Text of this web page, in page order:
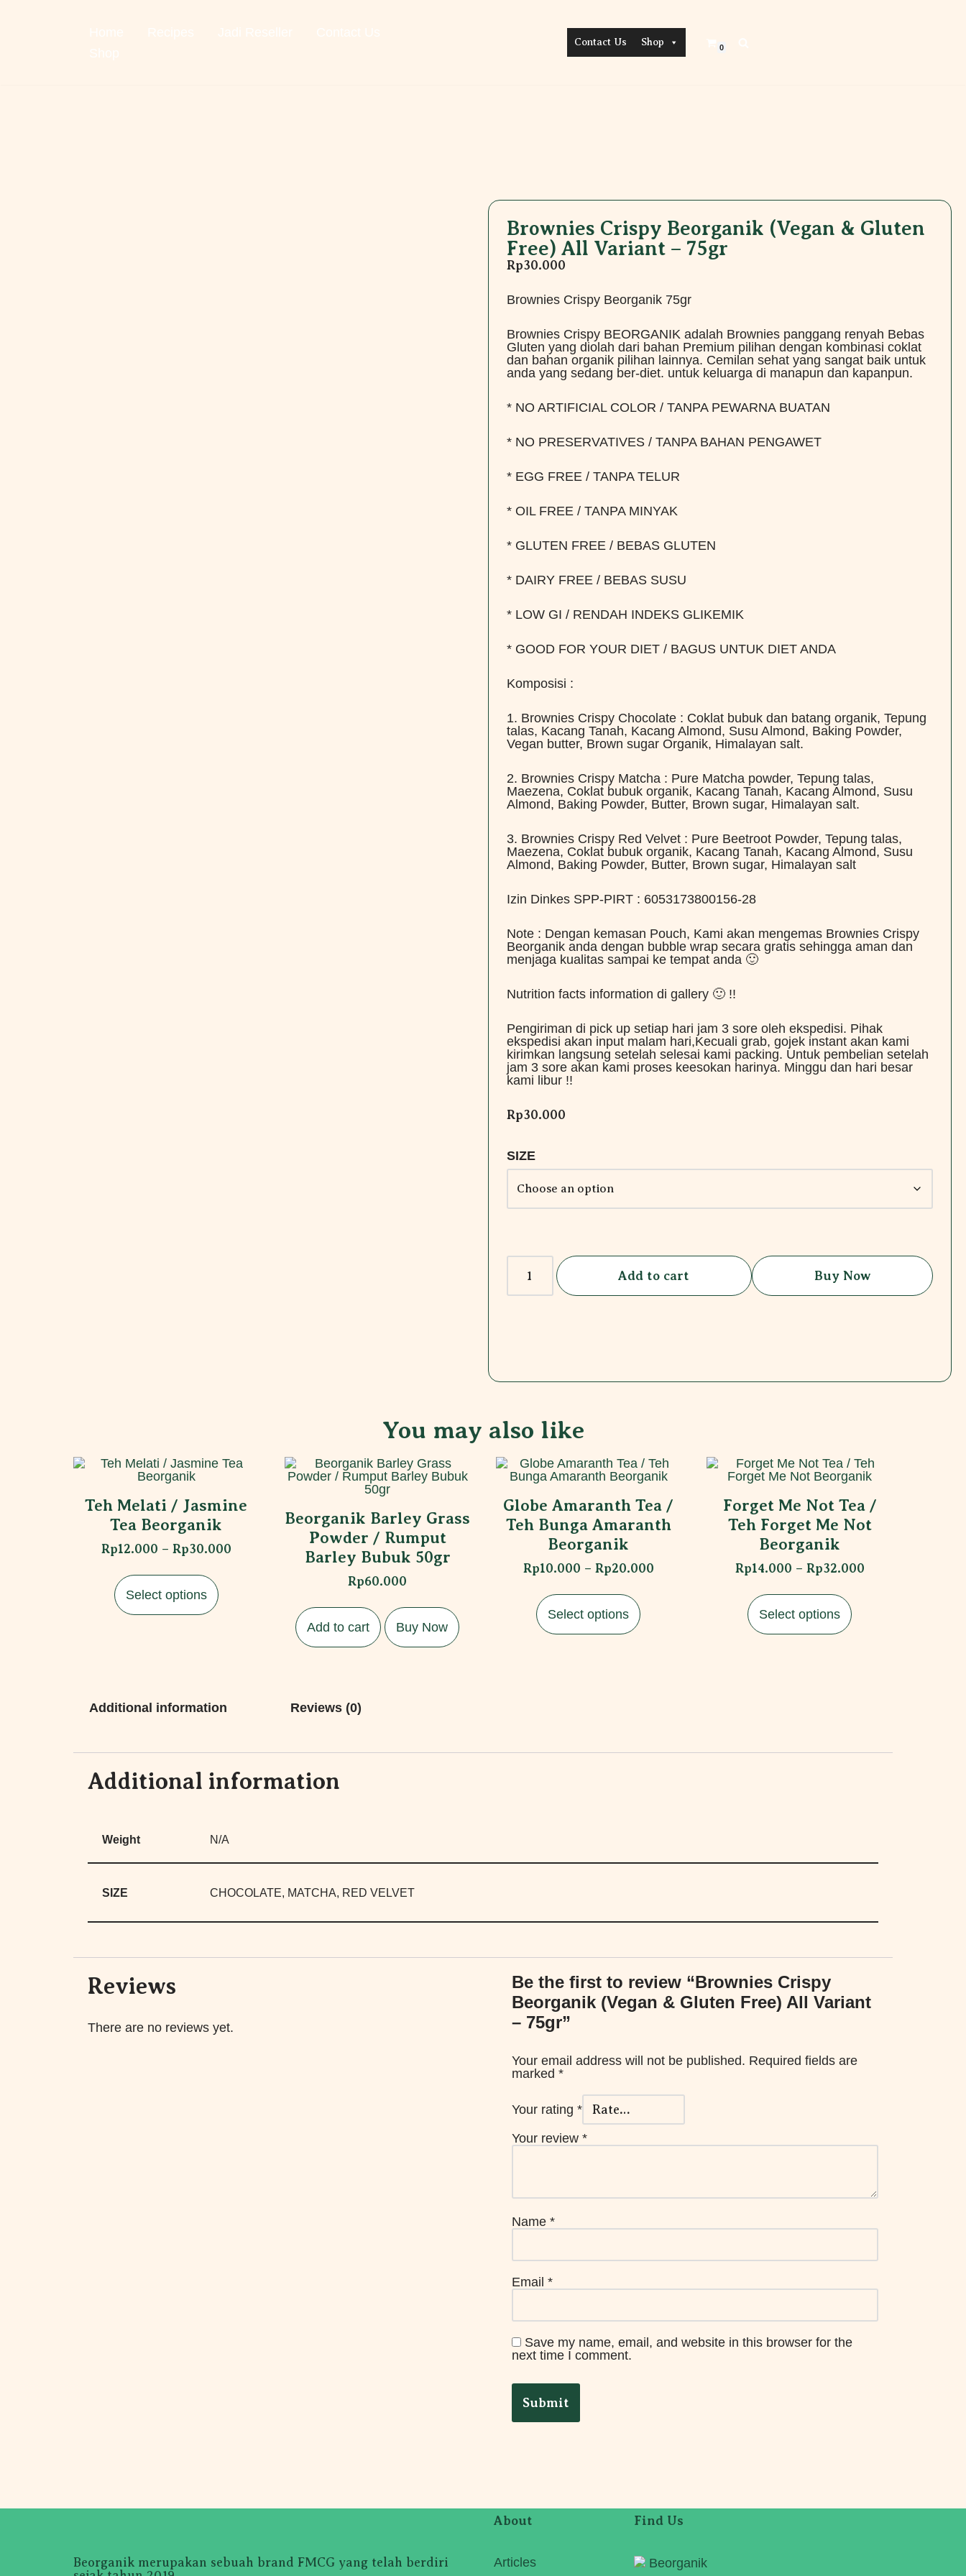
Contact Us Shop 0
Brownies Crispy Beorganik (Vegan & Gluten
Free) All Variant – 75gr
Rp30.000
Brownies Crispy Beorganik 75gr
Brownies Crispy BEORGANIK adalah Brownies panggang renyah Bebas
Gluten yang diolah dari bahan Premium pilihan dengan kombinasi coklat
dan bahan organik pilihan lainnya. Cemilan sehat yang sangat baik untuk
anda yang sedang ber-diet. untuk keluarga di manapun dan kapanpun.
* NO ARTIFICIAL COLOR / TANPA PEWARNA BUATAN
* NO PRESERVATIVES / TANPA BAHAN PENGAWET
* EGG FREE / TANPA TELUR
* OIL FREE / TANPA MINYAK
* GLUTEN FREE / BEBAS GLUTEN
* DAIRY FREE / BEBAS SUSU
* LOW GI / RENDAH INDEKS GLIKEMIK
* GOOD FOR YOUR DIET / BAGUS UNTUK DIET ANDA
Komposisi :
1. Brownies Crispy Chocolate : Coklat bubuk dan batang organik, Tepung
talas, Kacang Tanah, Kacang Almond, Susu Almond, Baking Powder,
Vegan butter, Brown sugar Organik, Himalayan salt.
2. Brownies Crispy Matcha : Pure Matcha powder, Tepung talas,
Maezena, Coklat bubuk organik, Kacang Tanah, Kacang Almond, Susu
Almond, Baking Powder, Butter, Brown sugar, Himalayan salt.
3. Brownies Crispy Red Velvet : Pure Beetroot Powder, Tepung talas,
Maezena, Coklat bubuk organik, Kacang Tanah, Kacang Almond, Susu
Almond, Baking Powder, Butter, Brown sugar, Himalayan salt
Izin Dinkes SPP-PIRT : 6053173800156-28
Note : Dengan kemasan Pouch, Kami akan mengemas Brownies Crispy
Beorganik anda dengan bubble wrap secara gratis sehingga aman dan
menjaga kualitas sampai ke tempat anda 🙂
Nutrition facts information di gallery 🙂 !!
Pengiriman di pick up setiap hari jam 3 sore oleh ekspedisi. Pihak
ekspedisi akan input malam hari,Kecuali grab, gojek instant akan kami
kirimkan langsung setelah selesai kami packing. Untuk pembelian setelah
jam 3 sore akan kami proses keesokan harinya. Minggu dan hari besar
kami libur !!
Rp30.000
SIZE
Add to cart Buy Now
You may also like
Teh Melati / Jasmine
Tea Beorganik
Rp12.000 – Rp30.000
Select options
Beorganik Barley Grass
Powder / Rumput
Barley Bubuk 50gr
Rp60.000
Add to cart Buy Now
Globe Amaranth Tea /
Teh Bunga Amaranth
Beorganik
Rp10.000 – Rp20.000
Select options
Forget Me Not Tea /
Teh Forget Me Not
Beorganik
Rp14.000 – Rp32.000
Select options
Additional information Reviews (0)
Additional information
Weight N/A
SIZE CHOCOLATE, MATCHA, RED VELVET
Reviews
There are no reviews yet.
Be the first to review “Brownies Crispy
Beorganik (Vegan & Gluten Free) All Variant
– 75gr”
Your email address will not be published. Required fields are
marked *
Your rating *
Your review *
Name *
Email *
Save my name, email, and website in this browser for the
next time I comment.
Beorganik merupakan sebuah brand FMCG yang telah berdiri
About
Articles
Find Us
Beorganik